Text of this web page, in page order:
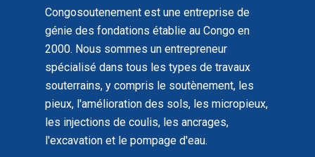
Congosoutenement est une entreprise de
génie des fondations établie au Congo en
2000. Nous sommes un entrepreneur
spécialisé dans tous les types de travaux
souterrains, y compris le soutènement, les
pieux, l'amélioration des sols, les micropieux,
les injections de coulis, les ancrages,
l'excavation et le pompage d'eau.